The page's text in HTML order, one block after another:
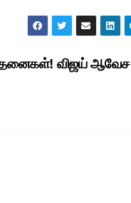
விஜய் ஆவேச